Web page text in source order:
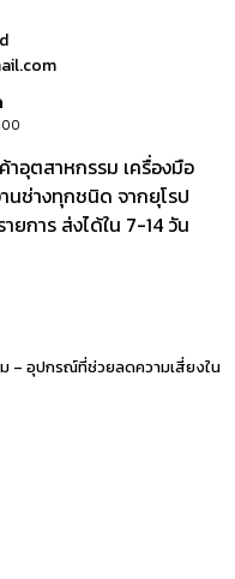
อุตสาหกรรม เครื่องมือ
นช่างทุกชนิด จากยุโรป
การ ส่งได้ใน 7-14 วัน
– อุปกรณ์ที่ช่วยลดความเสี่ยงใน